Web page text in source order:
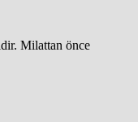
Milattan önce